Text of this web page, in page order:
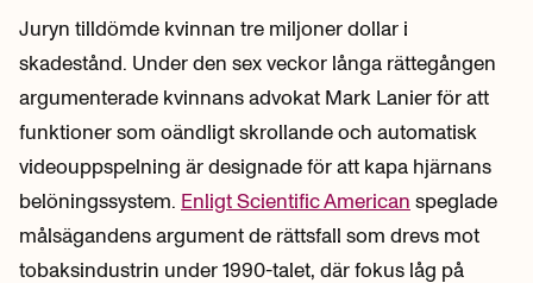
Juryn tilldömde kvinnan tre miljoner dollar i
skadestånd. Under den sex veckor långa rättegången
argumenterade kvinnans advokat Mark Lanier för att
funktioner som oändligt skrollande och automatisk
videouppspelning är designade för att kapa hjärnans
belöningssystem. Enligt Scientific American speglade
målsägandens argument de rättsfall som drevs mot
tobaksindustrin under 1990-talet, där fokus låg på